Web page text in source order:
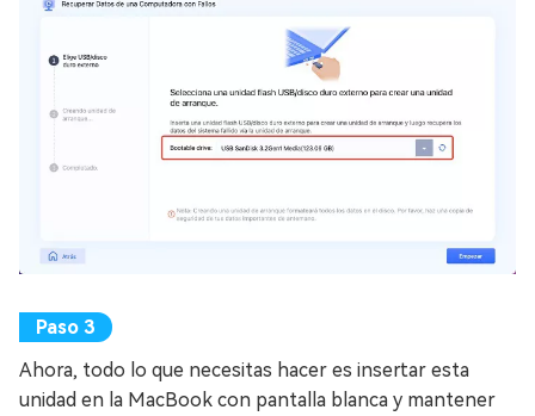
Ahora, todo lo que necesitas hacer es insertar esta
unidad en la MacBook con pantalla blanca y mantener